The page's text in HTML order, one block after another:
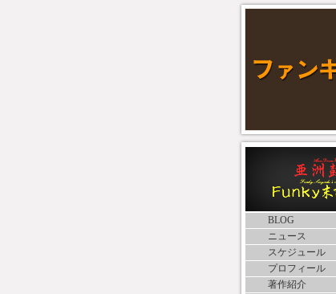
BLOG
ニュース
スケジュール
プロフィール
著作紹介